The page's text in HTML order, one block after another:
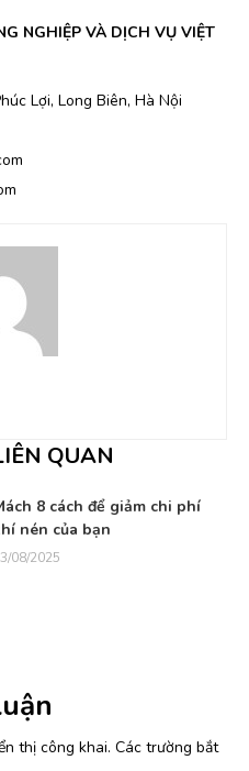
NGHIỆP VÀ DỊCH VỤ VIỆT
Lợi, Long Biên, Hà Nội
QUAN
8 cách để giảm chi phí
nén của bạn
08/2025
thị công khai. Các trường bắt